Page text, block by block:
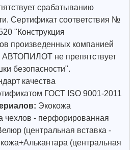
срабатыванию
Сертификат соответствия №
"Конструкция
произведенных компанией
не препятствует
безопасности".
качества
ГОСТ ISO 9001-2011
Экокожа
чехлов - перфорированная
(центральная вставка -
(центральная